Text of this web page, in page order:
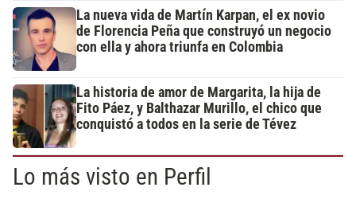
La nueva vida de Martín Karpan, el ex novio
de Florencia Peña que construyó un negocio
con ella y ahora triunfa en Colombia
La historia de amor de Margarita, la hija de
Fito Páez, y Balthazar Murillo, el chico que
conquistó a todos en la serie de Tévez
Lo más visto en Perfil